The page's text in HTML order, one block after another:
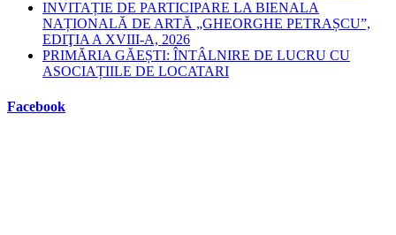
INVITAȚIE DE PARTICIPARE LA BIENALA
NAȚIONALĂ DE ARTĂ „GHEORGHE PETRAȘCU”,
EDIŢIA A XVIII-A, 2026
PRIMĂRIA GĂEȘTI: ÎNTÂLNIRE DE LUCRU CU
ASOCIAȚIILE DE LOCATARI
Facebook